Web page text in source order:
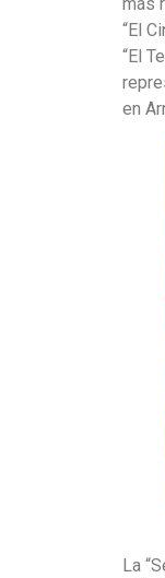
“El
“El
en
La